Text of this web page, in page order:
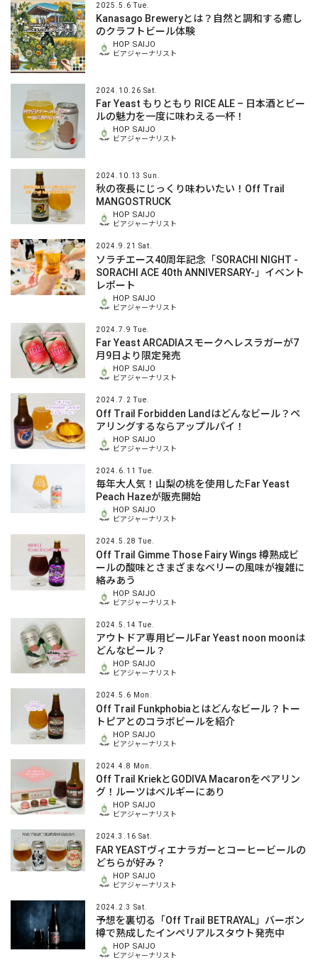
2025.5.6 Tue.
Kanasago Breweryとは？自然と調和する癒し
のクラフトビール体験
HOP SAIJO
ビアジャーナリスト
2024.10.26 Sat.
Far Yeast もりともり RICE ALE – 日本酒とビー
ルの魅力を一度に味わえる一杯！
HOP SAIJO
ビアジャーナリスト
2024.10.13 Sun.
秋の夜長にじっくり味わいたい！Off Trail
MANGOSTRUCK
HOP SAIJO
ビアジャーナリスト
2024.9.21 Sat.
ソラチエース40周年記念「SORACHI NIGHT -
SORACHI ACE 40th ANNIVERSARY-」イベント
レポート
HOP SAIJO
ビアジャーナリスト
2024.7.9 Tue.
Far Yeast ARCADIAスモークへレスラ‬ガーが7
月9日より限定発売
HOP SAIJO
ビアジャーナリスト
2024.7.2 Tue.
Off Trail Forbidden Landはどんなビール？ペ
アリングするならアップルパイ！
HOP SAIJO
ビアジャーナリスト
2024.6.11 Tue.
毎年大人気！山梨の桃を使用したFar Yeast
Peach Hazeが販売開始
HOP SAIJO
ビアジャーナリスト
2024.5.28 Tue.
Off Trail Gimme Those Fairy Wings 樽熟成ビ
ールの酸味とさまざまなベリーの風味が複雑に
絡みあう
HOP SAIJO
ビアジャーナリスト
2024.5.14 Tue.
アウトドア専用ビールFar Yeast noon moonは
どんなビール？
HOP SAIJO
ビアジャーナリスト
2024.5.6 Mon.
Off Trail Funkphobiaとはどんなビール？トー
トピアとのコラボビールを紹介
HOP SAIJO
ビアジャーナリスト
2024.4.8 Mon.
Off Trail KriekとGODIVA Macaronをペアリン
グ！ルーツはベルギーにあり
HOP SAIJO
ビアジャーナリスト
2024.3.16 Sat.
FAR YEASTヴィエナラガーとコーヒービールの
どちらが好み？
HOP SAIJO
ビアジャーナリスト
2024.2.3 Sat.
予想を裏切る「Off Trail BETRAYAL」バーボン
樽で熟成したインペリアルスタウト発売中
HOP SAIJO
ビアジャーナリスト